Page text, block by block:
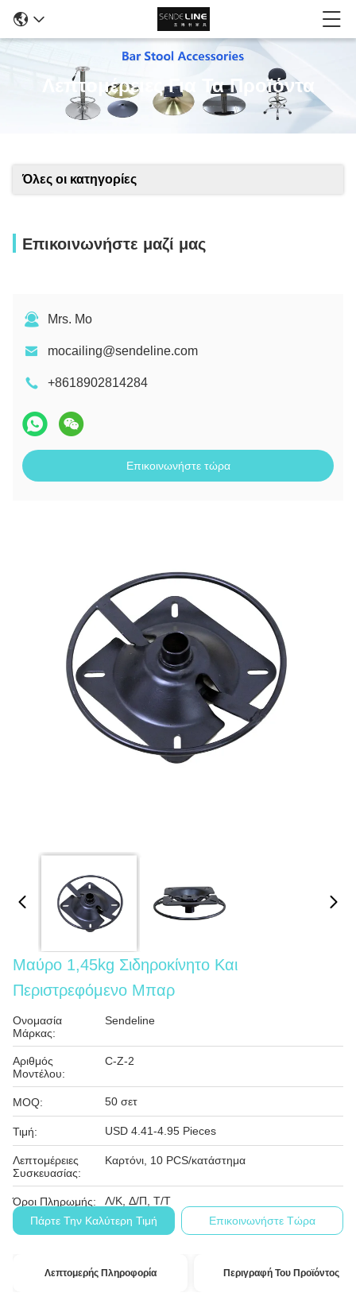
Λεπτομέρειες Για Τα Προϊόντα
Όλες οι κατηγορίες
Επικοινωνήστε μαζί μας
Mrs. Mo
mocailing@sendeline.com
+8618902814284
Επικοινωνήστε τώρα
Μαύρο 1,45kg Σιδηροκίνητο Και
Περιστρεφόμενο Μπαρ
Ονομασία
Μάρκας:
Sendeline
Αριθμός
Μοντέλου:
C-Z-2
MOQ: 50 σετ
Τιμή: USD 4.41-4.95 Pieces
Λεπτομέρειες
Συσκευασίας:
Καρτόνι, 10 PCS/κατάστημα
Όροι Πληρωμής:
Λ/Κ, Δ/Π, Τ/Τ
Πάρτε Την Καλύτερη Τιμή
Επικοινωνήστε Τώρα
Λεπτομερής Πληροφορία Περιγραφή Του Προϊόντος